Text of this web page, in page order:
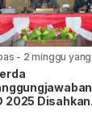
- 2 minggu yang
2025 Disahkan